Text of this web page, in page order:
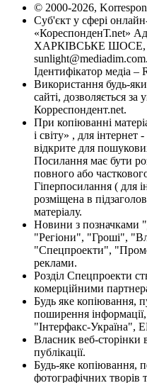
© 2000-2026,
Суб'єкт у сфері
«КореспонденТ.net»
ХАРКІВСЬКЕ ШОСЕ,
Ідентифікатор медіа –
Використання будь-
сайті, дозволяється
Корреспондент.net.
При копіюванні
і світу» , для
відкрите для
Посилання має бути
повного або
Гіперпосилання ( для
розміщена в
матеріалу.
Новини з позначками
"Регіони", "Гроші",
"Спецпроекти",
реклами.
Розділ Спецпроекти
комерційними
Будь яке копіювання,
поширення
"Інтерфакс-Україна",
Власник веб-сторінки
публікації.
Будь-яке копіювання,
фотографічних творів